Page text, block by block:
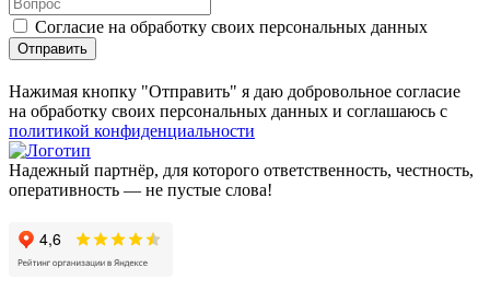
Согласие на обработку своих персональных данных
Отправить
Нажимая кнопку "Отправить" я даю добровольное согласие
на обработку своих персональных данных и соглашаюсь с
политикой конфиденциальности
Надежный партнёр, для которого ответственность, честность,
оперативность — не пустые слова!